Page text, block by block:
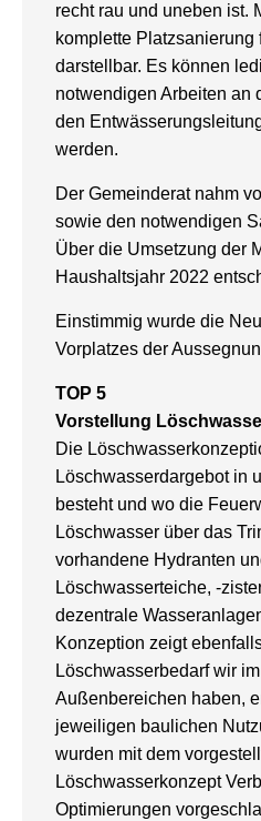
recht rau und uneben ist.
komplette
darstellbar. Es können
notwendigen Arbeiten an
den
werden.
Der Gemeinderat nahm
sowie den notwendigen
Über die Umsetzung der
Haushaltsjahr 2022
Einstimmig wurde die
Vorplatzes der
TOP 5
Vorstellung
Die
Löschwasserdargebot in
besteht und wo die
Löschwasser über das
vorhandene Hydranten
Löschwasserteiche, -
dezentrale
Konzeption zeigt
Löschwasserbedarf wir
Außenbereichen haben,
jeweiligen baulichen
wurden mit dem
Löschwasserkonzept
Optimierungen